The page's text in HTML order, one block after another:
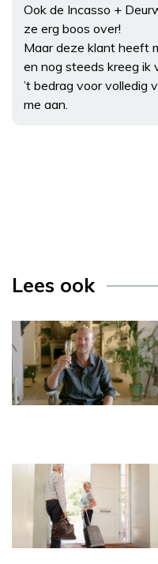
Ook de Incasso +
ze erg boos over!
Maar deze klant heeft
en nog steeds kreeg ik
’t bedrag voor volledig
me aan.
Lees ook